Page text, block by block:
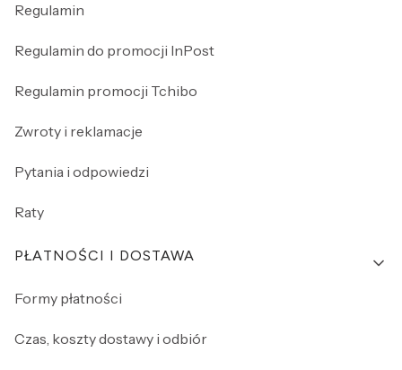
Regulamin
Regulamin do promocji InPost
Regulamin promocji Tchibo
Zwroty i reklamacje
Pytania i odpowiedzi
Raty
PŁATNOŚCI I DOSTAWA
Formy płatności
Czas, koszty dostawy i odbiór